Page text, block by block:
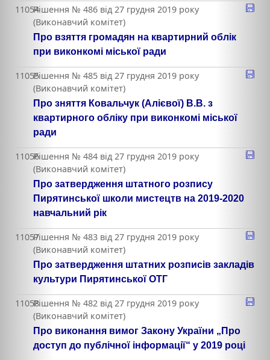
11054Рішення № 486 від 27 грудня 2019 року
(Виконавчий комітет)
Про взяття громадян на квартирний облік
при виконкомі міської ради
11055Рішення № 485 від 27 грудня 2019 року
(Виконавчий комітет)
Про зняття Ковальчук (Алієвої) В.В. з
квартирного обліку при виконкомі міської
ради
11056Рішення № 484 від 27 грудня 2019 року
(Виконавчий комітет)
Про затвердження штатного розпису
Пирятинської школи мистецтв на 2019-2020
навчальний рік
11057Рішення № 483 від 27 грудня 2019 року
(Виконавчий комітет)
Про затвердження штатних розписів закладів
культури Пирятинської ОТГ
11058Рішення № 482 від 27 грудня 2019 року
(Виконавчий комітет)
Про виконання вимог Закону України „Про
доступ до публічної інформації“ у 2019 році